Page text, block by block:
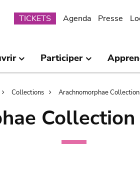
Submenu
TICKETS Agenda Presse
Participer
Collections Arachnomorphae